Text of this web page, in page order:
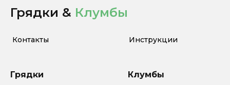
Грядки & Клумбы
Контакты Инструкции
Грядки Клумбы